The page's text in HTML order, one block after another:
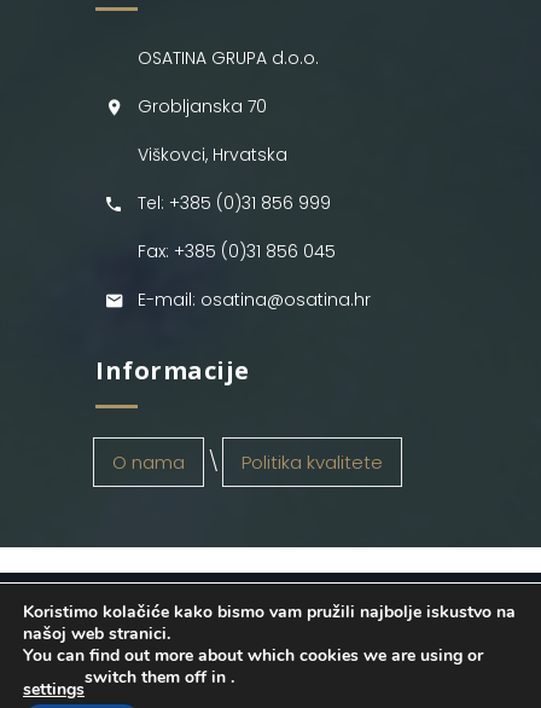
OSATINA GRUPA d.o.o.
Grobljanska 70
Viškovci, Hrvatska
Tel: +385 (0)31 856 999
Fax: +385 (0)31 856 045
E-mail: osatina@osatina.hr
Informacije
O nama Politika kvalitete
OSATINA GRUPA d.o.o. 2026
. Configured
byINFOS Osijek. Sva prava pridržana.
Koristimo kolačiće kako bismo vam pružili najbolje iskustvo na
našoj web stranici.
You can find out more about which cookies we are using or
switch them off in
settings
.